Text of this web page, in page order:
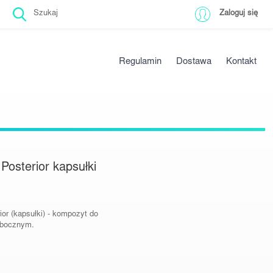
Zaloguj się
Regulamin Dostawa Kontakt
kapsułki
(kapsułki) - kompozyt do